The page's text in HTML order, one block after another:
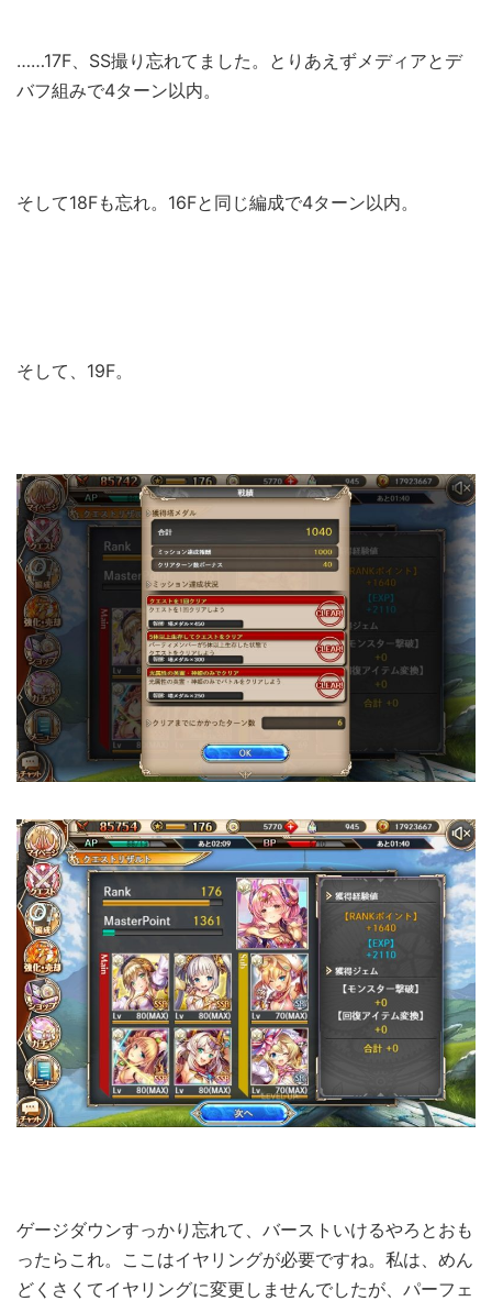
……17F、SS撮り忘れてました。とりあえずメディアとデ
バフ組みで4ターン以内。
そして18Fも忘れ。16Fと同じ編成で4ターン以内。
そして、19F。
ゲージダウンすっかり忘れて、バーストいけるやろとおも
ったらこれ。ここはイヤリングが必要ですね。私は、めん
どくさくてイヤリングに変更しませんでしたが、パーフェ